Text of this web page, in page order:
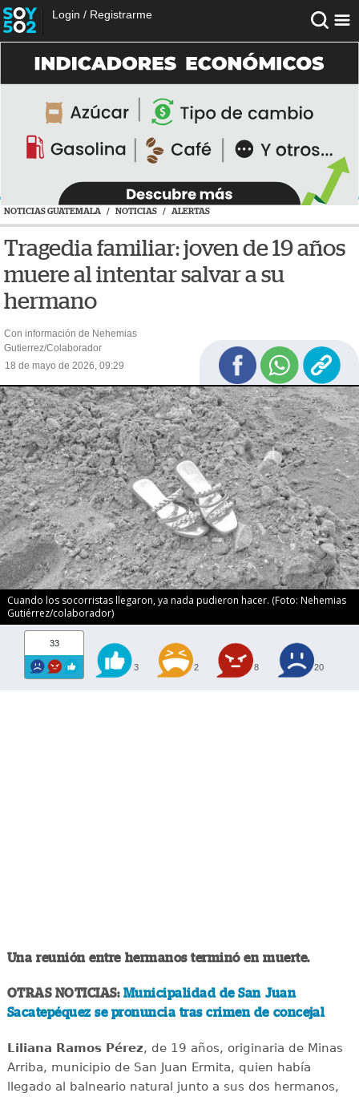
Login / Registrarme
NOTICIAS GUATEMALA / NOTICIAS / ALERTAS
Tragedia familiar: joven de 19 años
muere al intentar salvar a su
hermano
Con información de Nehemias
Gutierrez/Colaborador
18 de mayo de 2026, 09:29
Cuando los socorristas llegaron, ya nada pudieron hacer. (Foto: Nehemias
Gutiérrez/colaborador)
33
3 2 8 20
Una reunión entre hermanos terminó en muerte.
OTRAS NOTICIAS: Municipalidad de San Juan
Sacatepéquez se pronuncia tras crimen de concejal
Liliana Ramos Pérez, de 19 años, originaria de Minas
Arriba, municipio de San Juan Ermita, quien había
llegado al balneario natural junto a sus dos hermanos,